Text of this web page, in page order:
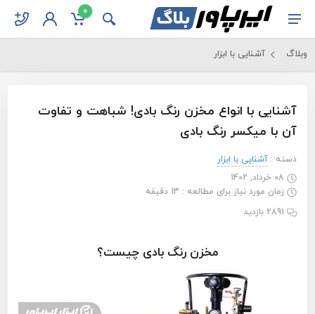
0
وبلاگ آشنایی با ابزار
آشنایی با انواع مخزن رنگ بادی! شباهت و تفاوت
آن با میکسر رنگ بادی
دسته :آشنایی با ابزار
08 خرداد, 1402
زمان مورد نیاز برای مطالعه : 13 دقیقه
2891 بازدید
مخزن رنگ بادی چیست؟